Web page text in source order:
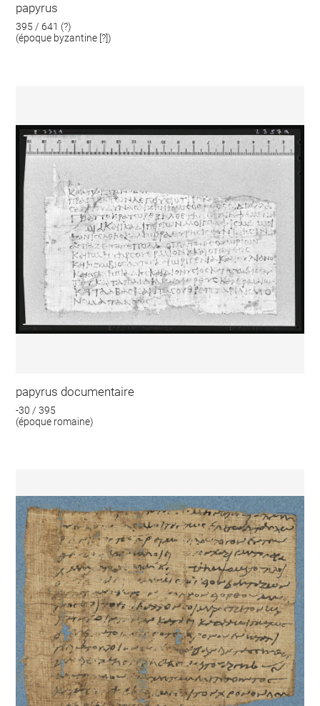
papyrus
395 / 641 (?)
(époque byzantine [?])
papyrus documentaire
-30 / 395
(époque romaine)